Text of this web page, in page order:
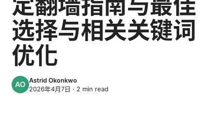
选择与相关关键词
优化
Astrid Okonkwo
2026年4月7日 · 2 min read